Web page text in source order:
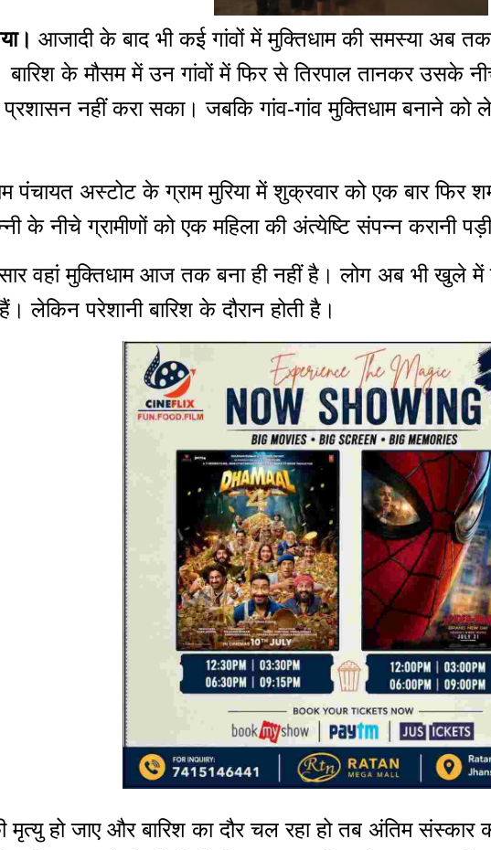
आजादी के बाद भी कई गांवों में मुक्तिधाम की समस्या अब
के मौसम में उन गांवों में फिर से तिरपाल तानकर उसके
प्रशासन नहीं करा सका। जबकि गांव-गांव मुक्तिधाम बनाने को
पंचायत अस्टोट के ग्राम मुरिया में शुक्रवार को एक बार फिर
के नीचे ग्रामीणों को एक महिला की अंत्येष्टि संपन्न करानी
वहां मुक्तिधाम आज तक बना ही नहीं है। लोग अब भी खुले
लेकिन परेशानी बारिश के दौरान होती है।
मृत्यु हो जाए और बारिश का दौर चल रहा हो तब अंतिम